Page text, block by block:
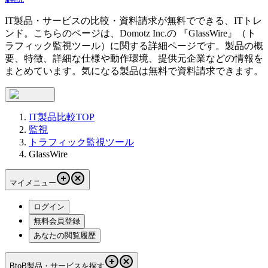
IT製品・サービスの比較・資料請求が無料でできる、ITトレ
ンド。こちらのページは、 Domotz Inc.の 『GlassWire 』（ ト
ラフィック監視ツール）に関する詳細ページです。製品の概
要、特徴、詳細な仕様や動作環境、提供元企業などの情報を
まとめています。気になる製品は無料で資料請求できます。
IT製品比較TOP
監視
トラフィック監視ツール
GlassWire
マイメニュー
ログイン
無料会員登録
あなたの閲覧履歴
BtoB製品・サービスを探す